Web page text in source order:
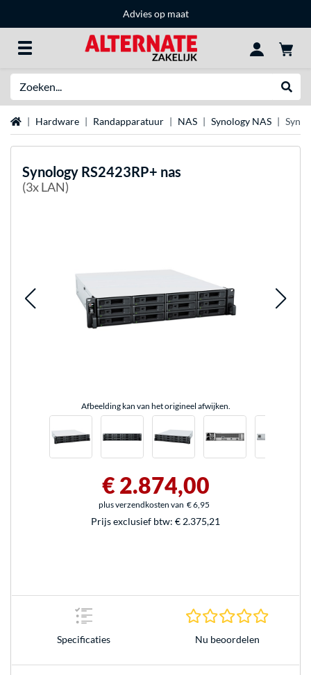
Advies op maat
Home Hardware Randapparatuur NAS Synology NAS
Synology RS2423RP+ nas
(3x LAN)
Afbeelding kan van het origineel afwijken.
€ 2.874,00
plus verzendkosten van € 6,95
Prijs exclusief btw: € 2.375,21
Specificaties Nu beoordelen